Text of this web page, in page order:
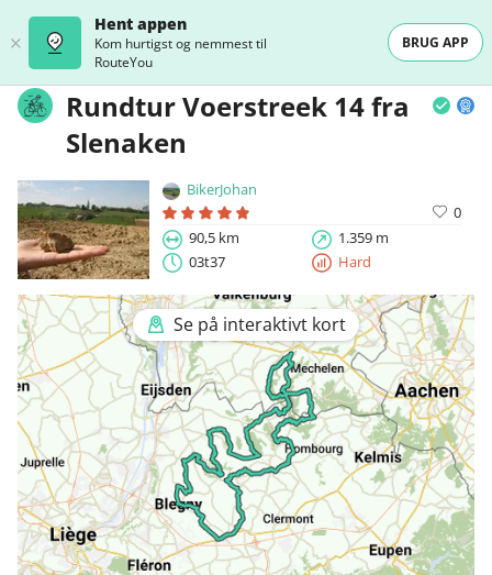
Hent appen
Kom hurtigst og nemmest til
RouteYou
BRUG APP
Rundtur Voerstreek 14 fra
Slenaken
BikerJohan
0
90,5 km
1.359 m
03t37
Hard
Se på interaktivt kort